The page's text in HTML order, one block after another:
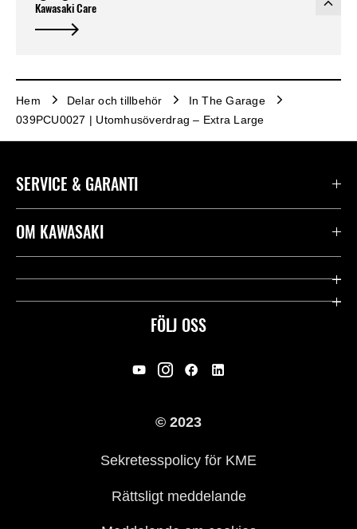
Kawasaki Care
Hem Delar och tillbehör
In The Garage
039PCU0027 | Utomhusöverdrag – Extra Large
FÖLJ OSS
SERVICE & GARANTI
Kontakta oss
Användbara länkar
Rättsligt & Sekretess
OM KAWASAKI
Företag
© 2023
Sekretesspolicy för KME
Rättsligt meddelande